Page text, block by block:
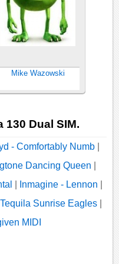
Mike Wazowski
130 Dual SIM.
- Comfortably Numb|
Dancing Queen
Inmagine - Lennon
Tequila Sunrise Eagles
MIDI